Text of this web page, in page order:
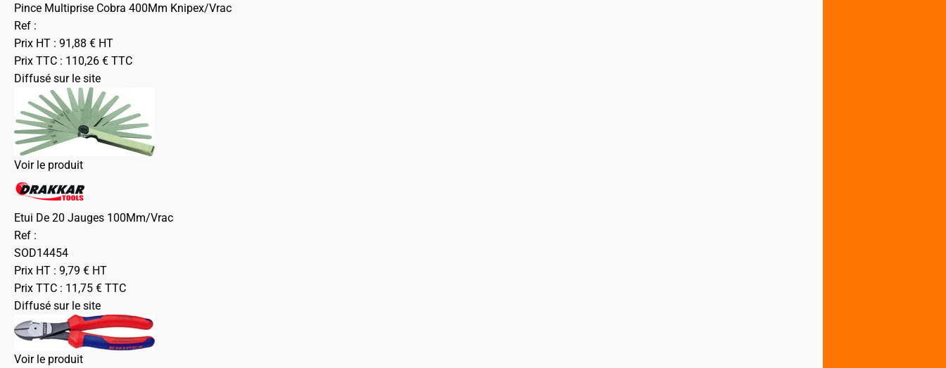
Pince Multiprise Cobra 400Mm Knipex/Vrac
Ref :
Prix HT : 91,88 € HT
Prix TTC : 110,26 € TTC
Diffusé sur le site
Voir le produit
Etui De 20 Jauges 100Mm/Vrac
Ref :
SOD14454
Prix HT : 9,79 € HT
Prix TTC : 11,75 € TTC
Diffusé sur le site
Voir le produit